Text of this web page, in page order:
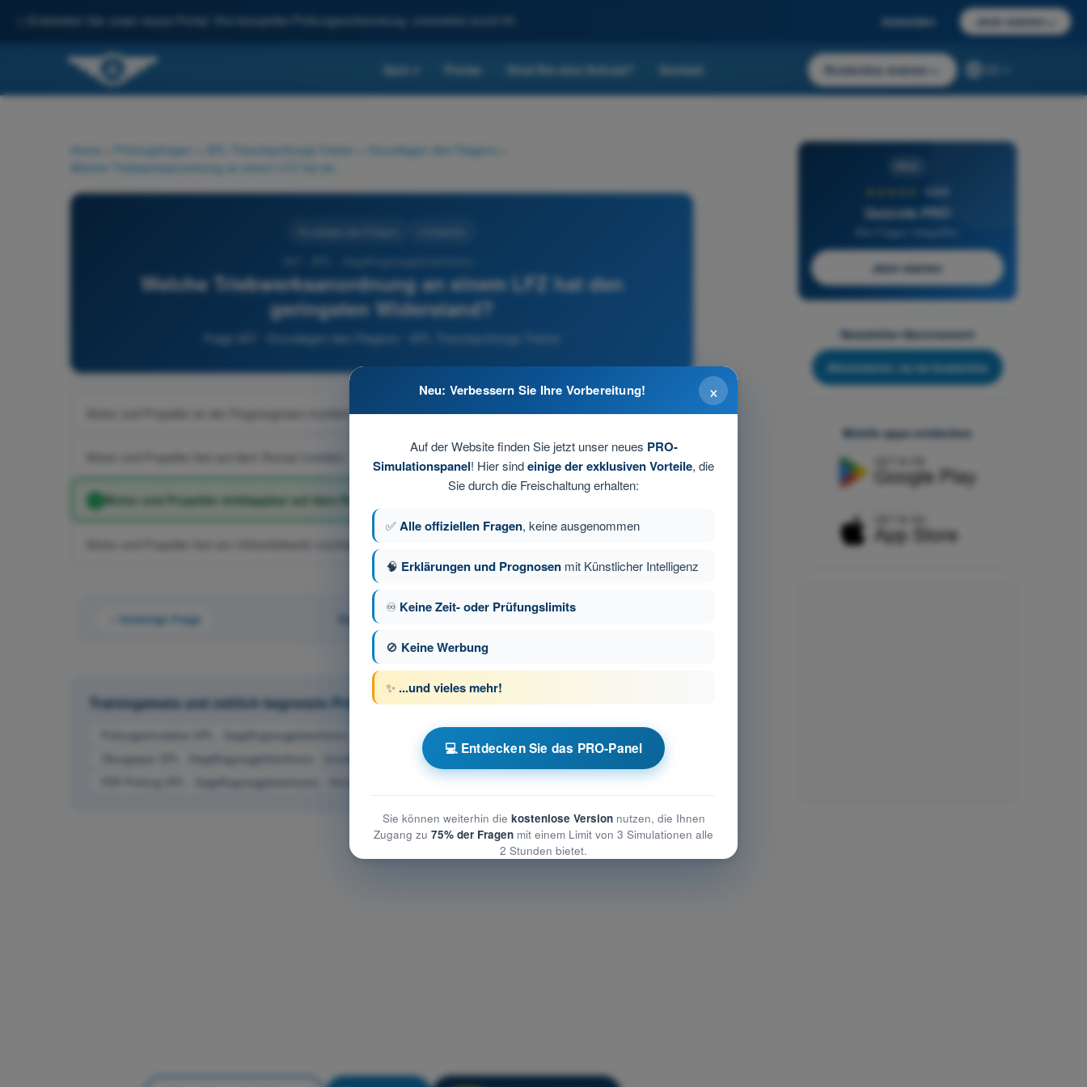
Entdecken Sie unser neues Portal: Ihre komplette Prüfungsvorbereitung, unterstützt durch KI. Anmelden Jetzt starten
Quiz Preise Sind Sie eine Schule? Kontakt Kostenlos starten
Home Prüfungsfragen SPL Theorieprüfungs-Trainer Grundlagen des Fliegens
Welche Triebwerksanordnung an einem LFZ hat den
geringsten Widerstand?
Frage 407 - Grundlagen des Fliegens - SPL Theorieprüfungs-Trainer
Motor und Propeller an der Flugzeugnase montiert
Motor und Propeller fest auf dem Rumpf montiert.
Motor und Propeller einklappbar auf dem Rumpf montiert
Motor und Propeller fest am Höhenleitwerk montiert
Vorherige Frage Frage 85 von 91
Trainingstests und zeitlich begrenzte Prüfungssimulationen SPL Theorieprüfungs-Trainer
Prüfungssimulation SPL - Segelflugzeugpilotenlizenz - Grundlagen des Fliegens
Übungsquiz SPL - Segelflugzeugpilotenlizenz - Grundlagen des Fliegens
PDF-Prüfung SPL - Segelflugzeugpilotenlizenz - Grundlagen des Fliegens
4,6/5
Quizvds PRO
Alle Fragen inbegriffen
Jetzt starten
Newsletter-Abonnement
Abonnieren, es ist kostenlos
Mobile apps entdecken
×
Neu: Verbessern Sie Ihre Vorbereitung!
Auf der Website finden Sie jetzt unser neues PRO-
Simulationspanel! Hier sindeinige der exklusiven Vorteile, die
Sie durch die Freischaltung erhalten:
✅Alle offiziellen Fragen, keine ausgenommen
🧠 Erklärungen und Prognosen mit Künstlicher Intelligenz
♾️ Keine Zeit- oder Prüfungslimits
🚫 Keine Werbung
✨ ...und vieles mehr!
💻 Entdecken Sie das PRO-Panel
Sie können weiterhin die kostenlose Versionnutzen, die Ihnen
Zugang zu 75% der Fragen mit einem Limit von 3 Simulationen alle
2 Stunden bietet.